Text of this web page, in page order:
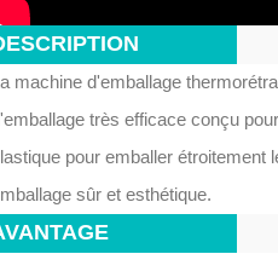
machine d'emballage
très efficace conçu
pour emballer étroitement
sûr et esthétique.